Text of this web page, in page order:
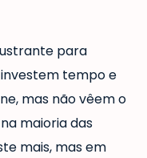
para
tempo e
mas não vêem o
maioria das
mais, mas em